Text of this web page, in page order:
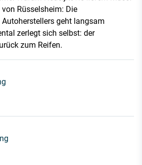
Rüsselsheim: Die
geht langsam
zerlegt sich selbst: der
zum Reifen.